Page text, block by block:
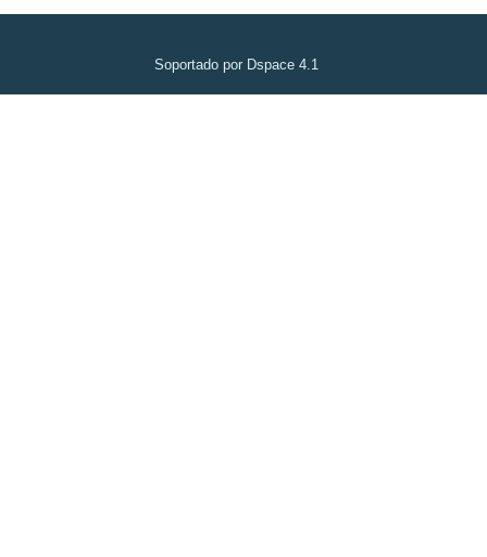
Soportado por Dspace 4.1